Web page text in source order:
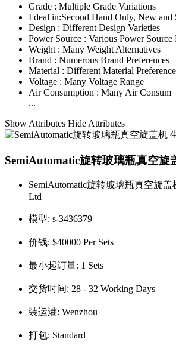
Grade : Multiple Grade Variations
I deal in:Second Hand Only, New and
Design : Different Design Varieties
Power Source : Various Power Source
Weight : Many Weight Alternatives
Brand : Numerous Brand Preferences
Material : Different Material
Voltage : Many Voltage Range
Air Consumption : Many Air Consum
...
Show Attributes Hide Attributes
SemiAutomatic旋转玻璃瓶真空旋
SemiAutomatic旋转玻璃瓶真空旋盖
Ltd
模型: s-3436379
价钱: $40000 Per Sets
最小起订量: 1 Sets
交货时间: 28 - 32 Working Days
装运港: Wenzhou
打包: Standard